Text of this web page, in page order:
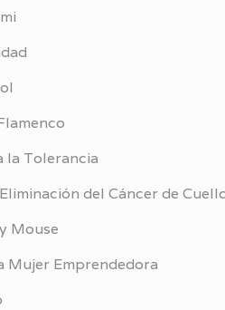
la Tolerancia
del Cáncer de
Mouse
Mujer Emprendedora